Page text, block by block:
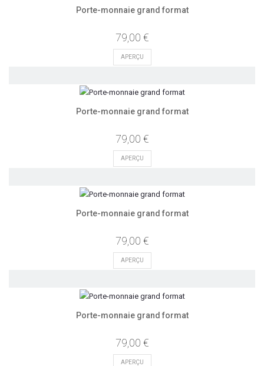
Porte-monnaie grand format
79,00 €
APERÇU
Porte-monnaie grand format
79,00 €
APERÇU
Porte-monnaie grand format
79,00 €
APERÇU
Porte-monnaie grand format
79,00 €
APERÇU